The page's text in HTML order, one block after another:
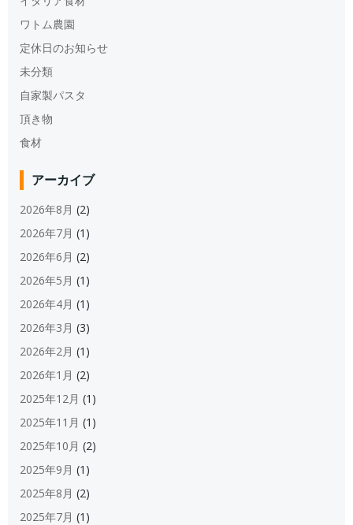
ワトム農園
定休日のお知らせ
未分類
自家製パスタ
頂き物
食材
アーカイブ
2026年8月 (2)
2026年7月 (1)
2026年6月 (2)
2026年5月 (1)
2026年4月 (1)
2026年3月 (3)
2026年2月 (1)
2026年1月 (2)
2025年12月 (1)
2025年11月 (1)
2025年10月 (2)
2025年9月 (1)
2025年8月 (2)
2025年7月 (1)